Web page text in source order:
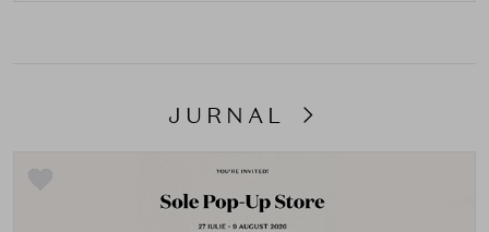
JURNAL